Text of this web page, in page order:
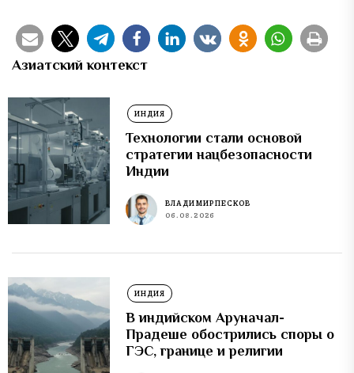
Азиатский контекст
ИНДИЯ
Технологии стали основой
стратегии нацбезопасности
Индии
ВЛАДИМИР ПЕСКОВ
06.08.2026
ИНДИЯ
В индийском Аруначал-
Прадеше обострились споры о
ГЭС, границе и религии